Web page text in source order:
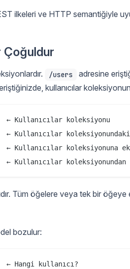
ilkeleri ve HTTP semantiğiyle
Çoğuldur
/users adresine
kullanıcılar
Kullanıcılar koleksiyonu
Kullanıcılar koleksiyonundaki
Kullanıcılar koleksiyonuna
Tüm öğelere veya tek bir
bozulur:
Hangi kullanıcı?